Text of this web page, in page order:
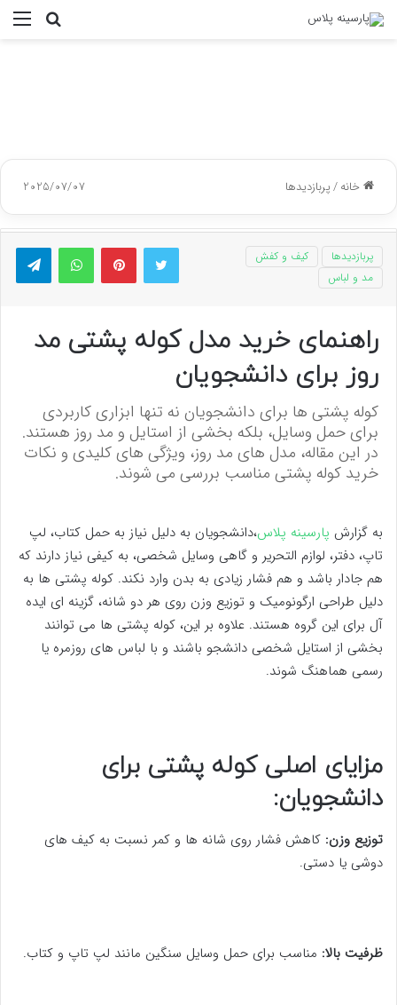
جستجو
خانه/پربازدیدها 2025/07/07
توییتر پینتریستواتس آپ
پربازدیدها
کیف و کفش
مد و لباس
راهنمای خرید مدل کوله پشتی مد
روز برای دانشجویان
کوله پشتی ها برای دانشجویان نه تنها ابزاری کاربردی
برای حمل وسایل، بلکه بخشی از استایل و مد روز هستند.
در این مقاله، مدل های مد روز، ویژگی های کلیدی و نکات
خرید کوله پشتی مناسب بررسی می شوند.
به گزارش پارسینه پلاس،دانشجویان به دلیل نیاز به حمل کتاب، لپ
تاپ، دفتر، لوازم التحریر و گاهی وسایل شخصی، به کیفی نیاز دارند که
هم جادار باشد و هم فشار زیادی به بدن وارد نکند. کوله پشتی ها به
دلیل طراحی ارگونومیک و توزیع وزن روی هر دو شانه، گزینه ای ایده
آل برای این گروه هستند. علاوه بر این، کوله پشتی ها می توانند
بخشی از استایل شخصی دانشجو باشند و با لباس های روزمره یا
رسمی هماهنگ شوند.
مزایای اصلی کوله پشتی برای
دانشجویان:
توزیع وزن: کاهش فشار روی شانه ها و کمر نسبت به کیف های
دوشی یا دستی.
ظرفیت بالا: مناسب برای حمل وسایل سنگین مانند لپ تاپ و کتاب.